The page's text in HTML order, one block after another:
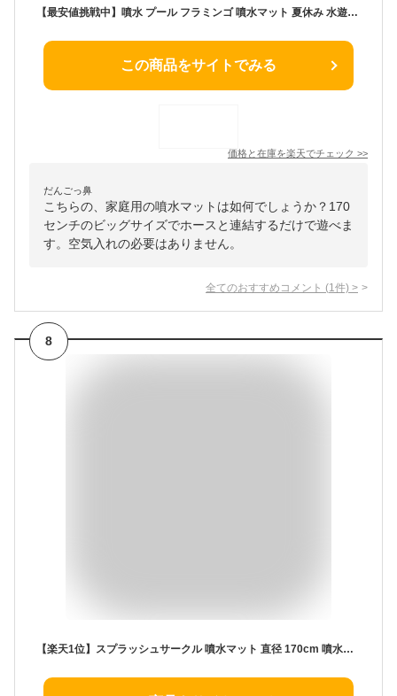
【最安値挑戦中】噴水 プール フラミンゴ 噴水マット 夏休み 水遊び 170cm スプラッシュマット スプラッシュプール 家庭用 キッズ 子ども 犬 水遊び 暑さ対策 コンパクト 自宅 庭 空気入れ不要 プレイマット シャワー 幼児 知育 ゴールデンウィーク ネコポス便で発送！
この商品をサイトでみる
価格と在庫を楽天でチェック >>
だんごっ鼻
こちらの、家庭用の噴水マットは如何でしょうか？170
センチのビッグサイズでホースと連結するだけで遊べま
す。空気入れの必要はありません。
全てのおすすめコメント (1 件) >
8
【楽天1位】スプラッシュサークル 噴水マット 直径 170cm 噴水プール 浮き輪 浮き輪マット 子供 プール ビニールプール 水遊び おもちゃ 水しぶきマット プレイマット スプラッシュパッド 噴水 暑さ対策 子供用 犬用 家庭用 庭 芝生遊び 屋外用パッド